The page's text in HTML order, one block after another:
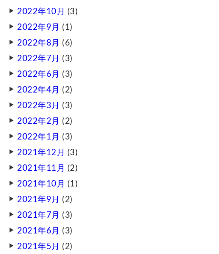
2022年10月 (3)
2022年9月 (1)
2022年8月 (6)
2022年7月 (3)
2022年6月 (3)
2022年4月 (2)
2022年3月 (3)
2022年2月 (2)
2022年1月 (3)
2021年12月 (3)
2021年11月 (2)
2021年10月 (1)
2021年9月 (2)
2021年7月 (3)
2021年6月 (3)
2021年5月 (2)